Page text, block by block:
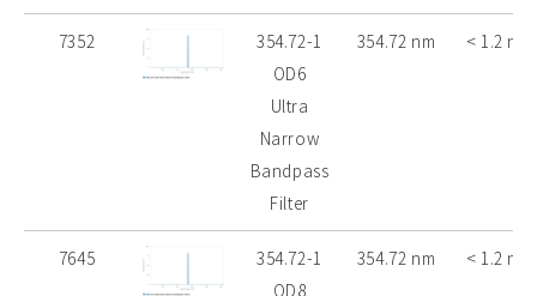
7352
354.72-1
OD6
Ultra
Narrow
Bandpass
Filter
354.72 nm < 1.2
7645
354.72-1
OD8
354.72 nm < 1.2